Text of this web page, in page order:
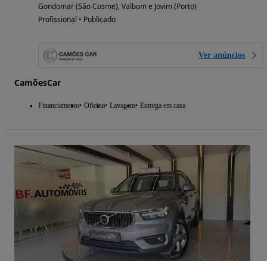
Gondomar (São Cosme), Valbom e Jovim (Porto)
Profissional • Publicado
Ver anúncios
CamõesCar
Financiamento Oficina Lavagem Entrega em casa